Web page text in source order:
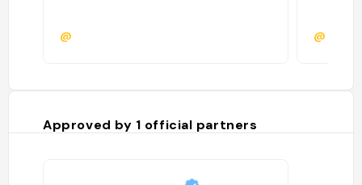
@
Approved by 1 official partners